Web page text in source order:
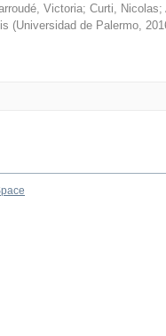
Victoria; Curti, Nicolas;
(Universidad de Palermo,